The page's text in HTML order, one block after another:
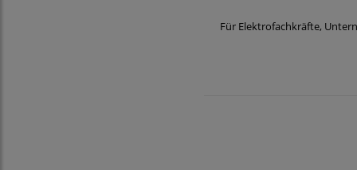
Für Elektrofachkräfte,